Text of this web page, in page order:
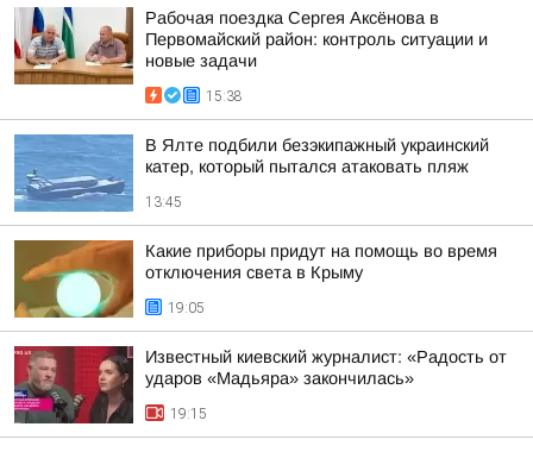
Рабочая поездка Сергея Аксёнова в
Первомайский район: контроль ситуации и
новые задачи
15:38
В Ялте подбили безэкипажный украинский
катер, который пытался атаковать пляж
13:45
Какие приборы придут на помощь во время
отключения света в Крыму
19:05
Известный киевский журналист: «Радость от
ударов «Мадьяра» закончилась»
19:15